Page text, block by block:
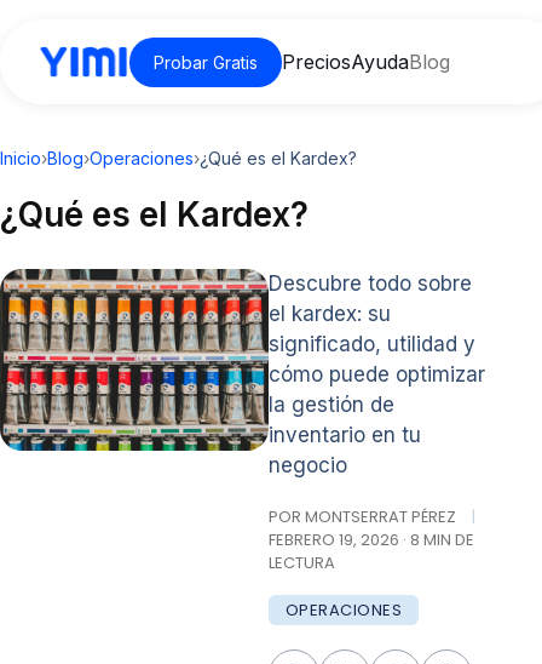
Probar Gratis PreciosAyudaBlog
Inicio›Blog›Operaciones›¿Qué es el Kardex?
¿Qué es el Kardex?
Descubre todo sobre
el kardex: su
significado, utilidad y
cómo puede optimizar
la gestión de
inventario en tu
negocio
POR MONTSERRAT PÉREZ
|
FEBRERO 19, 2026 · 8 MIN DE
LECTURA
OPERACIONES